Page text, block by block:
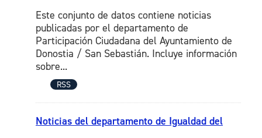
Este conjunto de datos contiene noticias
publicadas por el departamento de
Participación Ciudadana del Ayuntamiento de
Donostia / San Sebastián. Incluye información
sobre...
RSS
Noticias del departamento de Igualdad del